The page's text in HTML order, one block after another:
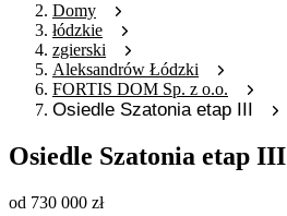
Domy
łódzkie
zgierski
Aleksandrów Łódzki
FORTIS DOM Sp. z o.o.
Osiedle Szatonia etap III
Osiedle Szatonia etap III
od 730 000 zł